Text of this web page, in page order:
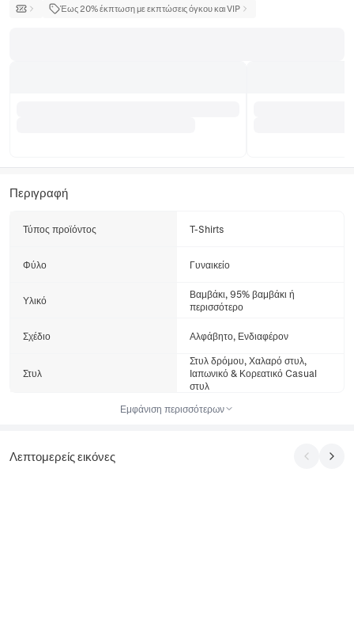
Έως 20% έκπτωση με εκπτώσεις όγκου και VIP
Περιγραφή
Τύπος προϊόντος T-Shirts
Φύλο Γυναικείο
Υλικό
Βαμβάκι, 95% βαμβάκι ή
περισσότερο
Σχέδιο Αλφάβητο, Ενδιαφέρον
Στυλ
Στυλ δρόμου, Χαλαρό στυλ,
Ιαπωνικό & Κορεατικό Casual
στυλ
Εμφάνιση περισσότερων
Λεπτομερείς εικόνες